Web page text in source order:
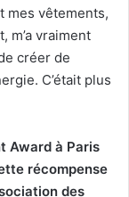
mes vêtements,
m’a vraiment
créer de
C’était plus
Award à Paris
récompense
des